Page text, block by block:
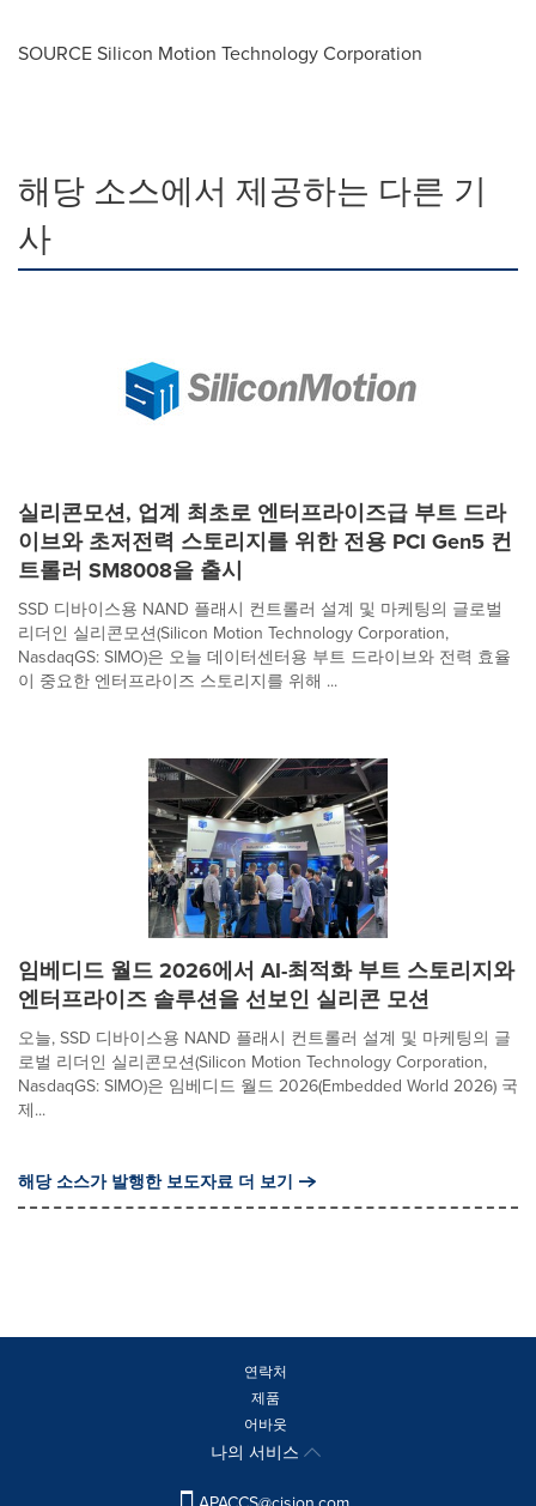
SOURCE Silicon Motion Technology Corporation
해당 소스에서 제공하는 다른 기
사
실리콘모션, 업계 최초로 엔터프라이즈급 부트 드라
이브와 초저전력 스토리지를 위한 전용 PCI Gen5 컨
트롤러 SM8008을 출시
SSD 디바이스용 NAND 플래시 컨트롤러 설계 및 마케팅의 글로벌
리더인 실리콘모션(Silicon Motion Technology Corporation,
NasdaqGS: SIMO)은 오늘 데이터센터용 부트 드라이브와 전력 효율
이 중요한 엔터프라이즈 스토리지를 위해 ...
임베디드 월드 2026에서 AI-최적화 부트 스토리지와
엔터프라이즈 솔루션을 선보인 실리콘 모션
오늘, SSD 디바이스용 NAND 플래시 컨트롤러 설계 및 마케팅의 글
로벌 리더인 실리콘모션(Silicon Motion Technology Corporation,
NasdaqGS: SIMO)은 임베디드 월드 2026(Embedded World 2026) 국
제...
해당 소스가 발행한 보도자료 더 보기
연락처
제품
어바웃
나의 서비스